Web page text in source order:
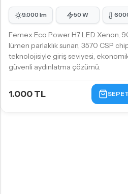
9.000 lm 50 W
Femex Eco Power H7 LED Xenon,
lümen parlaklık sunan, 3570 CSP
teknolojisiyle giriş seviyesi,
güvenli aydınlatma çözümü.
1.000 TL